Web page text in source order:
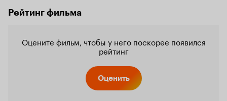
Рейтинг фильма
Оцените фильм, чтобы у него поскорее появился
рейтинг
Оценить